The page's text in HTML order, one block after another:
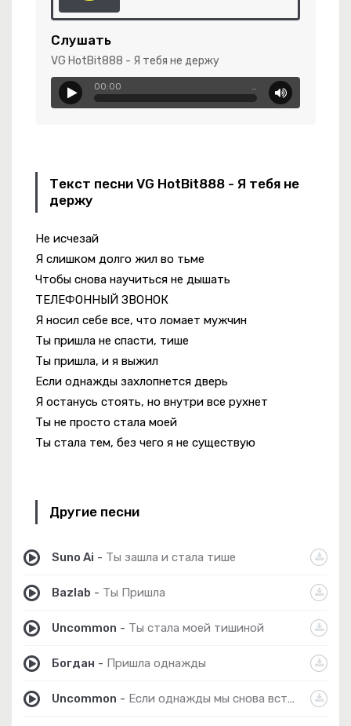
Слушать
VG HotBit888 - Я тебя не держу
00:00 …
Текст песни VG HotBit888 - Я тебя не
держу
Не исчезай
Я слишком долго жил во тьме
Чтобы снова научиться не дышать
ТЕЛЕФОННЫЙ ЗВОНОК
Я носил себе все, что ломает мужчин
Ты пришла не спасти, тише
Ты пришла, и я выжил
Если однажды захлопнется дверь
Я останусь стоять, но внутри все рухнет
Ты не просто стала моей
Ты стала тем, без чего я не существую
Другие песни
Suno Ai - Ты зашла и стала тише
Bazlab - Ты Пришла
Uncommon - Ты стала моей тишиной
Богдан - Пришла однажды
Uncommon - Если однажды мы снова встретимся
-Герой Не Твоего Романа
Мужики
- Голубка